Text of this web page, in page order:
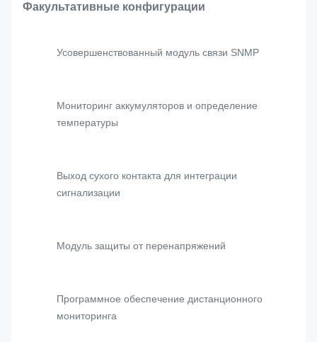
Факультативные конфигурации
Усовершенствованный модуль связи SNMP
Мониторинг аккумуляторов и определение
температуры
Выход сухого контакта для интеграции
сигнализации
Модуль защиты от перенапряжений
Программное обеспечение дистанционного
мониторинга